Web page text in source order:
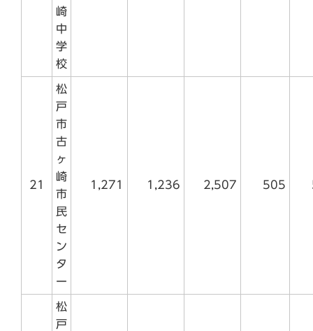
崎
中
学
校
21
松
戸
市
古
ヶ
崎
市
民
セ
ン
タ
ー
1,271 1,236 2,507 505
松
戸